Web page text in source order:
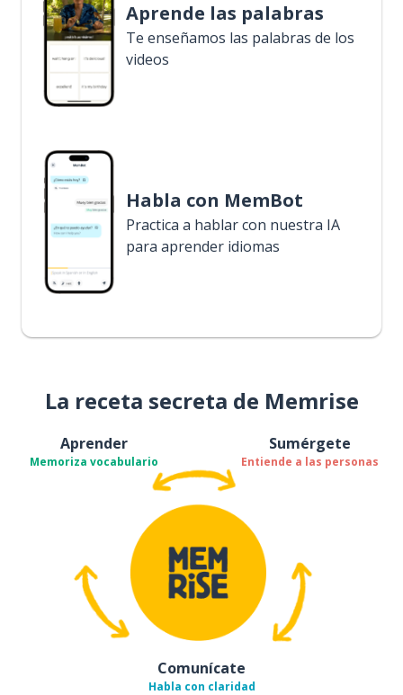
Aprende las palabras
Te enseñamos las palabras de los
videos
Habla con MemBot
Practica a hablar con nuestra IA
para aprender idiomas
La receta secreta de Memrise
Aprender
Memoriza vocabulario
Sumérgete
Entiende a las personas
Comunícate
Habla con claridad